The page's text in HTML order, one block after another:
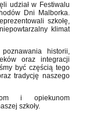
udział w Festiwalu
Dni Malborka.
szkołę,
klimat
historii,
oraz integracji
być częścią tego
tradycję naszego
i opiekunom
szkoły.